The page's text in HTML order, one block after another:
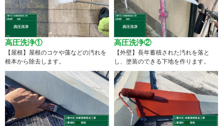
高圧洗浄①
【屋根】屋根のコケや藻などの汚れを
根本から除去します。
高圧洗浄②
【外壁】長年蓄積された汚れを落と
し、塗装のできる下地を作ります。